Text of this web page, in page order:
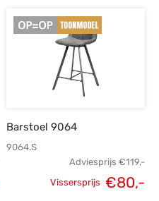
Barstoel 9064
9064.S
Adviesprijs €119,-
Vissersprijs €80,-